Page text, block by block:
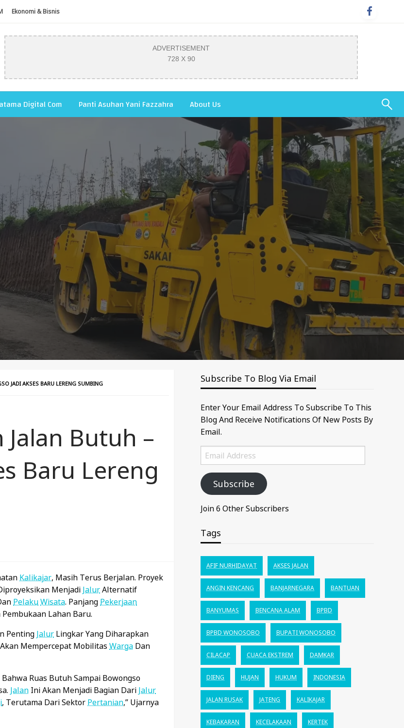
Ekonomi & Bisnis
ADVERTISEMENT
728 X 90
Digital Com Panti Asuhan Yani Fazzahra About Us
JADI AKSES BARU LERENG SUMBING
Butuh –
Baru Lereng
Kalikajar, Masih Terus Berjalan. Proyek
Menjadi JalurAlternatif
PelakuWisata. Panjang Pekerjaan
Pembukaan Lahan Baru.
Penting Jalur Lingkar Yang Diharapkan
Mempercepat Mobilitas Warga Dan
Ruas Butuh Sampai Bowongso
Jalan Ini Akan Menjadi Bagian Dari Jalur
, Terutama Dari Sektor Pertanian,” Ujarnya
Subscribe To Blog Via Email
Enter Your Email Address To Subscribe To This
Blog And Receive Notifications Of New Posts By
Email.
Email
Address
Subscribe
Join 6 Other Subscribers
Tags
AFIF NURHIDAYAT AKSES JALAN
ANGIN KENCANG BANJARNEGARA BANTUAN
BANYUMAS BENCANA ALAM BPBD
BPBD WONOSOBO BUPATI WONOSOBO
CILACAP CUACA EKSTREM DAMKAR
DIENG HUJAN HUKUM INDONESIA
JALAN RUSAK JATENG KALIKAJAR
KEBAKARAN KECELAKAAN KERTEK